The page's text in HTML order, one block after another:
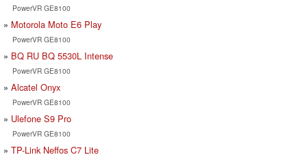
PowerVR GE8100
Motorola Moto E6 Play
PowerVR GE8100
BQ RU BQ 5530L Intense
PowerVR GE8100
Alcatel Onyx
PowerVR GE8100
Ulefone S9 Pro
PowerVR GE8100
TP-Link Neffos C7 Lite